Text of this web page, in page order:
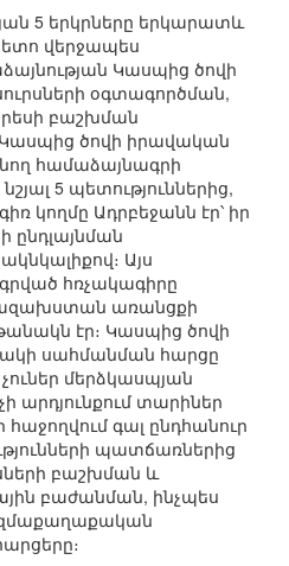
5 երկրները երկարատև
վերջապես
Կասպից ծովի
օգտագործման,
բաշխման
Կասպից ծովի իրավական
համաձայնագրի
5 պետություններից,
կողմը Ադրբեջանն էր՝ իր
ընդլայնման
Այս
հռչակագիրը
առանցքի
էր։ Կասպից ծովի
սահմանման հարցը
մերձկասպյան
արդյունքում տարիներ
հաջողվում գալ ընդհանուր
պատճառներից
բաշխման և
բաժանման, ինչպես